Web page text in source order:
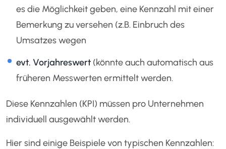
es die Möglichkeit geben, eine Kennzahl mit einer
Bemerkung zu versehen (z.B. Einbruch des
Umsatzes wegen
evt. Vorjahreswert(könnte auch automatisch aus
früheren Messwerten ermittelt werden.
Diese Kennzahlen (KPI) müssen pro Unternehmen
individuell ausgewählt werden.
Hier sind einige Beispiele von typischen Kennzahlen: